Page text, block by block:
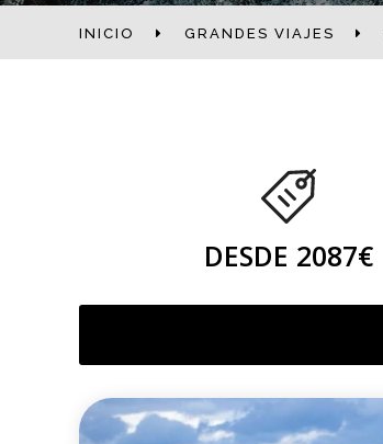
INICIO GRANDES VIAJES
DESDE 2087€